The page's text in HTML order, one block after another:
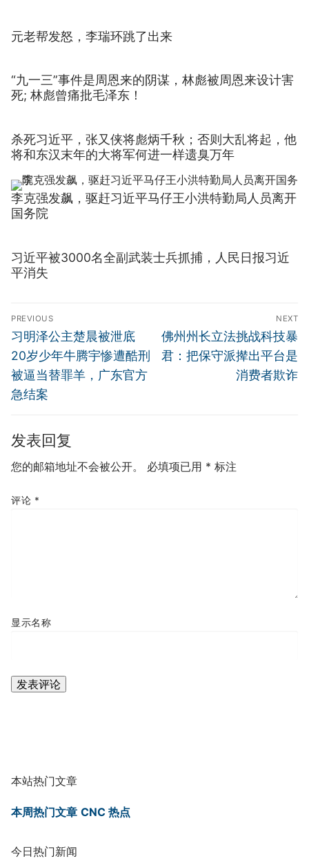
元老帮发怒，李瑞环跳了出来
“九一三”事件是周恩来的阴谋，林彪被周恩来设计害
死; 林彪曾痛批毛泽东！
杀死习近平，张又侠将彪炳千秋；否则大乱将起，他
将和东汉末年的大将军何进一样遗臭万年
李克强发飙，驱赶习近平马仔王小洪特勤局人员离开
国务院
习近平被3000名全副武装士兵抓捕，人民日报习近
平消失
文
章
导
航
PREVIOUS
Previous
post:
习明泽公主楚晨被泄底
20岁少年牛腾宇惨遭酷刑
被逼当替罪羊，广东官方
急结案
NEXT
Next
post:
佛州州长立法挑战科技暴
君：把保守派撵出平台是
消费者欺诈
发表回复
您的邮箱地址不会被公开。 必填项已用 * 标注
评论 *
显示名称
本站热门文章
本周热门文章 CNC 热点
今日热门新闻